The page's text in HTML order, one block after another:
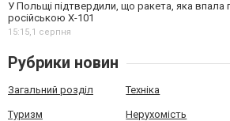
У Польщі підтвердили, що ракета, яка впала
російською Х-101
15:15,1 серпня
Рубрики новин
Загальний розділ Техніка
Туризм Нерухомість